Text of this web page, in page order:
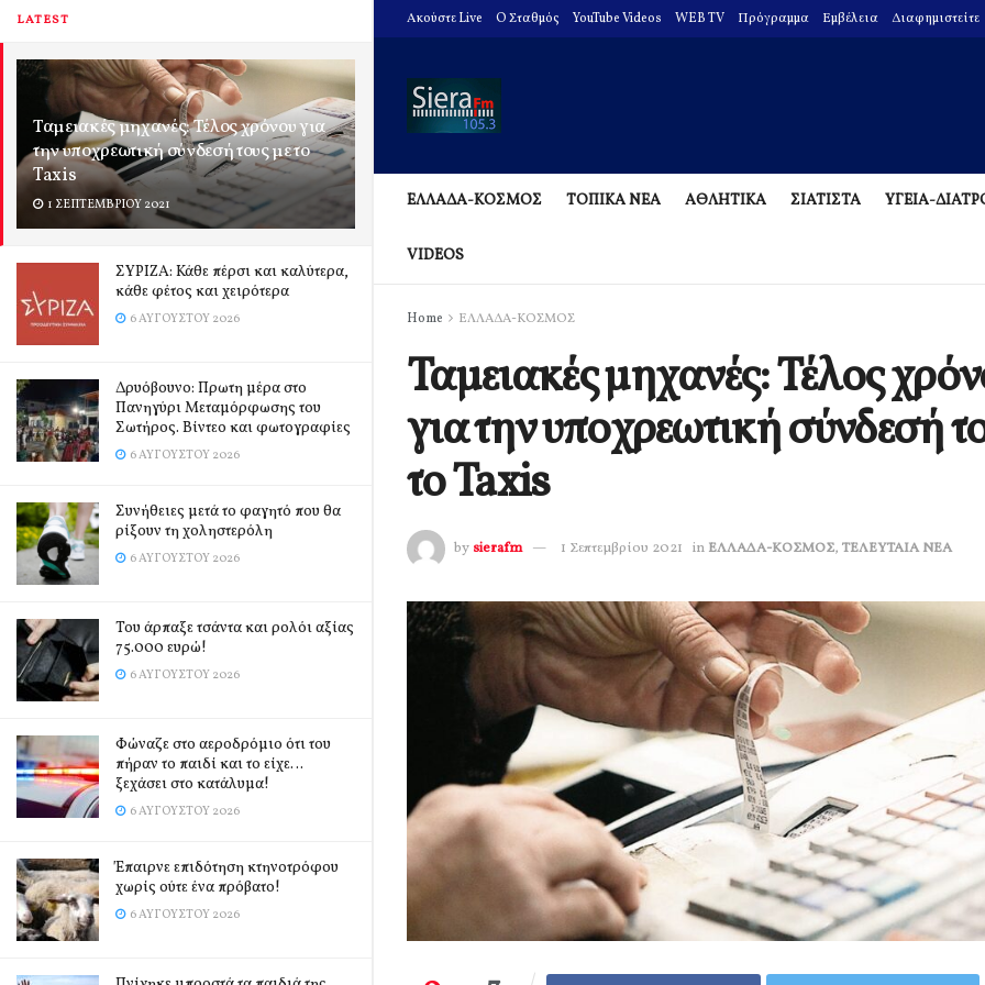
LATEST
Ταμειακές μηχανές: Τέλος χρόνου για
την υποχρεωτική σύνδεσή τους με το
Taxis
1 ΣΕΠΤΕΜΒΡΊΟΥ 2021
ΣΥΡΙΖΑ: Κάθε πέρσι και καλύτερα,
κάθε φέτος και χειρότερα
6 ΑΥΓΟΎΣΤΟΥ 2026
Δρυόβουνο: Πρωτη μέρα στο
Πανηγύρι Μεταμόρφωσης του
Σωτήρος. Βίντεο και φωτογραφίες
6 ΑΥΓΟΎΣΤΟΥ 2026
Συνήθειες μετά το φαγητό που θα
ρίξουν τη χοληστερόλη
6 ΑΥΓΟΎΣΤΟΥ 2026
Του άρπαξε τσάντα και ρολόι αξίας
75.000 ευρώ!
6 ΑΥΓΟΎΣΤΟΥ 2026
Φώναζε στο αεροδρόμιο ότι του
πήραν το παιδί και το είχε…
ξεχάσει στο κατάλυμα!
6 ΑΥΓΟΎΣΤΟΥ 2026
Έπαιρνε επιδότηση κτηνοτρόφου
χωρίς ούτε ένα πρόβατο!
6 ΑΥΓΟΎΣΤΟΥ 2026
Ακούστε Live O Σταθμός YouTube Videos WEB TV Πρόγραμμα Εμβέλεια Διαφημιστείτε
ΕΛΛΑΔΑ-ΚΟΣΜΟΣ ΤΟΠΙΚΑ ΝΕΑ ΑΘΛΗΤΙΚΑ ΣΙΑΤΙΣΤΑ ΥΓΕΙΑ-
VIDEOS
Home ΕΛΛΑΔΑ-ΚΟΣΜΟΣ
Ταμειακές μηχανές: Τέλος
για την υποχρεωτική σύνδεσή
το Taxis
by sierafm 1 Σεπτεμβρίου 2021 in ΕΛΛΑΔΑ-ΚΟΣΜΟΣ, ΤΕΛΕΥΤΑΙΑ ΝΕΑ